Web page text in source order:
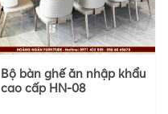
Bộ bàn ghế ăn nhập khẩu
cao cấp HN-08